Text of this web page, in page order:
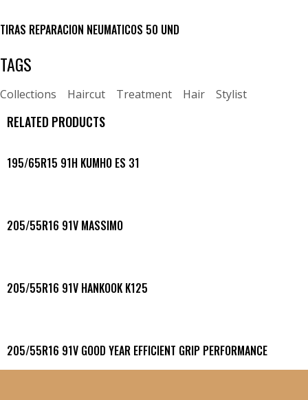
TIRAS REPARACION NEUMATICOS 50 UND
TAGS
Collections Haircut Treatment Hair Stylist
RELATED PRODUCTS
195/65R15 91H KUMHO ES 31
205/55R16 91V MASSIMO
205/55R16 91V HANKOOK K125
205/55R16 91V GOOD YEAR EFFICIENT GRIP PERFORMANCE